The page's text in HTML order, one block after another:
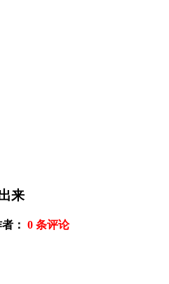
来
： 0 条评论